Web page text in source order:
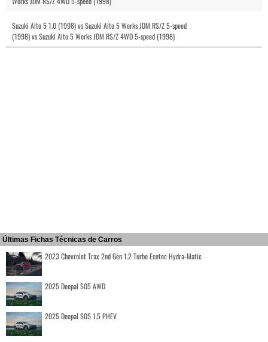
Suzuki Alto 5 1.0 (1998) vs Suzuki Alto 5 Works JDM RS/Z 5-speed
(1998) vs Suzuki Alto 5 Works JDM RS/Z 4WD 5-speed (1998)
Últimas Fichas Técnicas de Carros
2023 Chevrolet Trax 2nd Gen 1.2 Turbo Ecotec Hydra-Matic
2025 Deepal S05 AWD
2025 Deepal S05 1.5 PHEV